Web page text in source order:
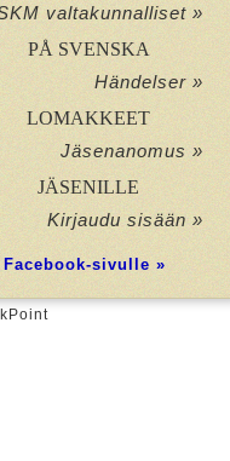
valtakunnalliset »
PÅ SVENSKA
Händelser »
LOMAKKEET
Jäsenanomus »
JÄSENILLE
Kirjaudu sisään »
Facebook-sivulle »